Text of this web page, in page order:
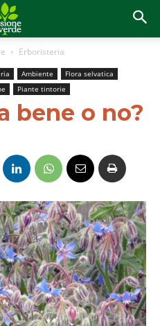
Erboristeria
Ambiente
Flora selvatica
Piante tintorie
bene o no?